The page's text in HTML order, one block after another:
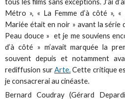
Métro », « La Femme d’à côté », «
Mariée était en noir » avant la série
Peau douce » et je me souviens
d’à côté » m’avait marquée la
souvent depuis et notamment
rediffusion surArte.Cette critique
je consacrerai au cinéaste.
Bernard Coudray (Gérard